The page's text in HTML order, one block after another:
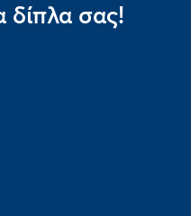
δίπλα σας!